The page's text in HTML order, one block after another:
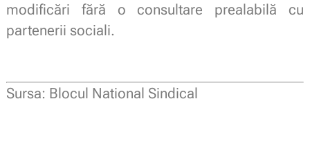
modificări fără o consultare prealabilă cu
partenerii sociali.
Sursa: Blocul National Sindical